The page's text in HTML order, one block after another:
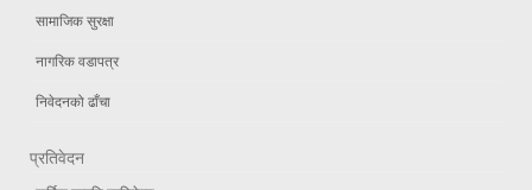
सामाजिक सुरक्षा
नागरिक वडापत्र
निवेदनको ढाँचा
प्रतिवेदन